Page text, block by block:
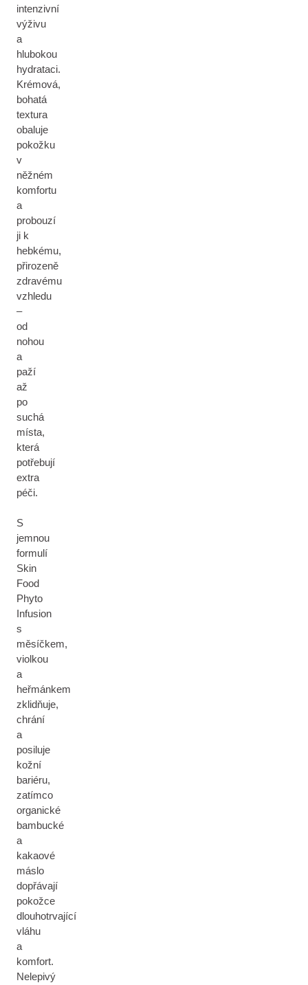
intenzivní
výživu
a
hlubokou
hydrataci.
Krémová,
bohatá
textura
obaluje
pokožku
v
něžném
komfortu
a
probouzí
ji k
hebkému,
přirozeně
zdravému
vzhledu
–
od
nohou
a
paží
až
po
suchá
místa,
která
potřebují
extra
péči.
S
jemnou
formulí
Skin
Food
Phyto
Infusion
s
měsíčkem,
violkou
a
heřmánkem
zklidňuje,
chrání
a
posiluje
kožní
bariéru,
zatímco
organické
bambucké
a
kakaové
máslo
dopřávají
pokožce
dlouhotrvající
vláhu
a
komfort.
Nelepivý